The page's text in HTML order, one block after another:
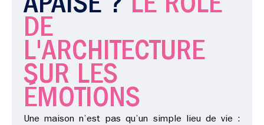
APAISE ? LE RÔLE
DE
L'ARCHITECTURE
SUR LES
ÉMOTIONS
Une maison n’est pas qu’un simple lieu de vie :